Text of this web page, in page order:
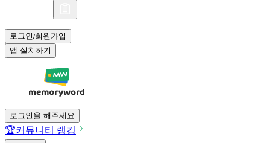
로그인/회원가입
앱 설치하기
로그인을 해주세요
🏆커뮤니티 랭킹